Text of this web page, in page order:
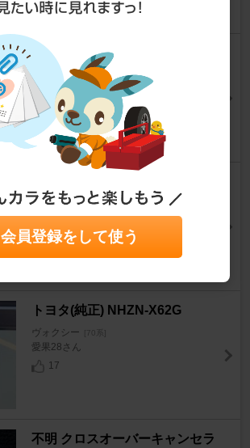
不明 リアエンブレムステッカー
ヴォクシー [70系]
80エースさん
10
0
ヴォクシー [70系]
えんちゃん☆パパさん
15
トヨタ(純正) NHZN-X62G
ヴォクシー [70系]
愛果28さん
17
不明 クロスオーバーキャンセラ
会員登録をして使う